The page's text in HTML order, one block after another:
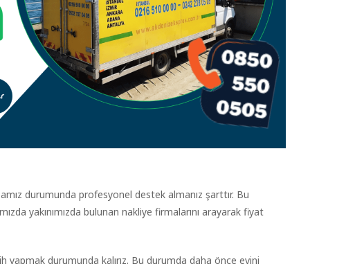
durumunda profesyonel destek almanız şarttır. Bu
yakınımızda bulunan nakliye firmalarını arayarak fiyat
yapmak durumunda kalırız. Bu durumda daha önce evini